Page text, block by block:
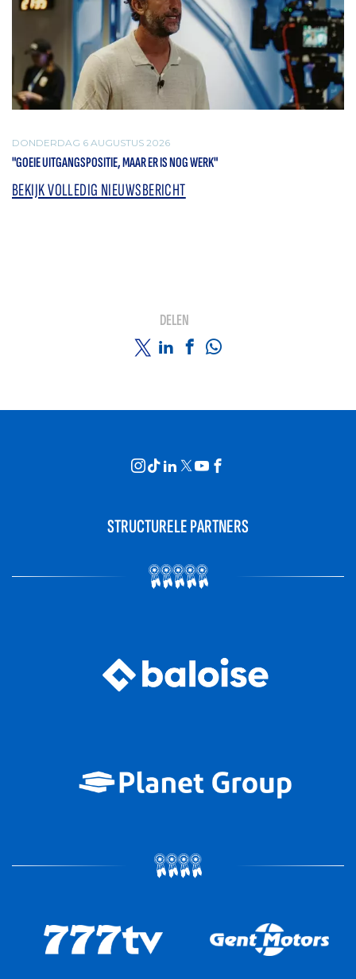
DONDERDAG 6 AUGUSTUS 2026
"GOEIE UITGANGSPOSITIE, MAAR ER IS NOG WERK"
BEKIJK VOLLEDIG NIEUWSBERICHT
DELEN
STRUCTURELE PARTNERS